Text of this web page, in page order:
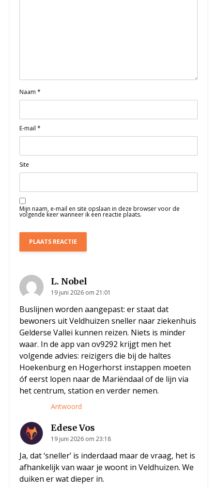
Naam *
E-mail *
Site
Mijn naam, e-mail en site opslaan in deze browser voor de
volgende keer wanneer ik een reactie plaats.
L. Nobel
19 juni 2026 om 21:01
Buslijnen worden aangepast: er staat dat
bewoners uit Veldhuizen sneller naar ziekenhuis
Gelderse Vallei kunnen reizen. Niets is minder
waar. In de app van ov9292 krijgt men het
volgende advies: reizigers die bij de haltes
Hoekenburg en Hogerhorst instappen moeten
óf eerst lopen naar de Mariëndaal of de lijn via
het centrum, station en verder nemen.
Antwoord
Edese Vos
19 juni 2026 om 23:18
Ja, dat ‘sneller’ is inderdaad maar de vraag, het is
afhankelijk van waar je woont in Veldhuizen. We
duiken er wat dieper in.